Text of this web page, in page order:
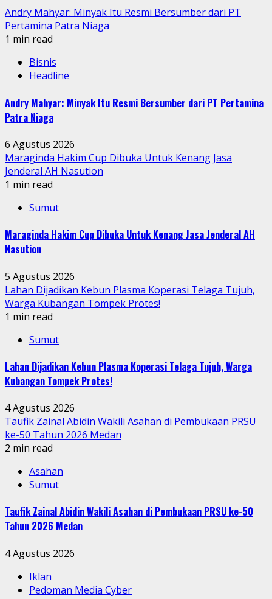
Andry Mahyar: Minyak Itu Resmi Bersumber dari PT
Pertamina Patra Niaga
1 min read
Bisnis
Headline
Andry Mahyar: Minyak Itu Resmi Bersumber dari PT Pertamina
Patra Niaga
6 Agustus 2026
Maraginda Hakim Cup Dibuka Untuk Kenang Jasa
Jenderal AH Nasution
1 min read
Sumut
Maraginda Hakim Cup Dibuka Untuk Kenang Jasa Jenderal AH
Nasution
5 Agustus 2026
Lahan Dijadikan Kebun Plasma Koperasi Telaga Tujuh,
Warga Kubangan Tompek Protes!
1 min read
Sumut
Lahan Dijadikan Kebun Plasma Koperasi Telaga Tujuh, Warga
Kubangan Tompek Protes!
4 Agustus 2026
Taufik Zainal Abidin Wakili Asahan di Pembukaan PRSU
ke-50 Tahun 2026 Medan
2 min read
Asahan
Sumut
Taufik Zainal Abidin Wakili Asahan di Pembukaan PRSU ke-50
Tahun 2026 Medan
4 Agustus 2026
Iklan
Pedoman Media Cyber